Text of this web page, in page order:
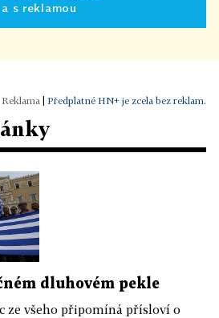
a s reklamou
Předplatné HN+ je zcela bez reklam.
dluhovém pekle
ze všeho připomíná přísloví o